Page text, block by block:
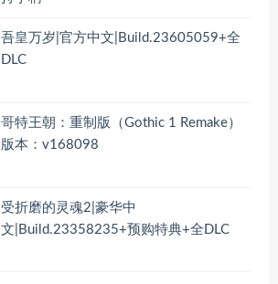
吾皇万岁|官方中文|Build.23605059+全
DLC
哥特王朝：重制版（Gothic 1 Remake）
版本：v168098
受折磨的灵魂2|豪华中
文|Build.23358235+预购特典+全DLC